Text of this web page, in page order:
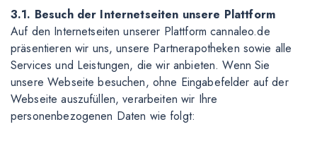
3.1. Besuch der Internetseiten unsere Plattform
Auf den Internetseiten unserer Plattform cannaleo.de
präsentieren wir uns, unsere Partnerapotheken sowie alle
Services und Leistungen, die wir anbieten. Wenn Sie
unsere Webseite besuchen, ohne Eingabefelder auf der
Webseite auszufüllen, verarbeiten wir Ihre
personenbezogenen Daten wie folgt: